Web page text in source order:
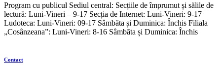
Program cu publicul Sediul central: Secțiile de împrumut și sălile de
lectură: Luni-Vineri – 9-17 Secția de Internet: Luni-Vineri: 9-17
Ludoteca: Luni-Vineri: 09-17 Sâmbăta și Duminica: Închis Filiala
„Cosânzeana”: Luni-Vineri: 8-16 Sâmbăta și Duminica: Închis
Contact